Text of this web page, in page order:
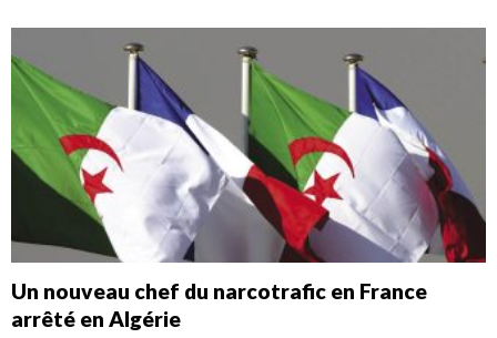
Un nouveau chef du narcotrafic en France
arrêté en Algérie